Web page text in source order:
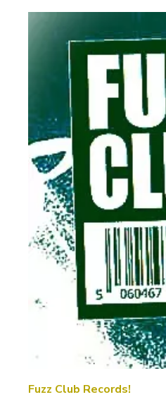
Fuzz Club Records!